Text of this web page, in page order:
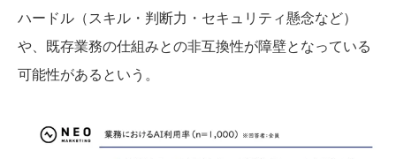
ハードル（スキル・判断力・セキュリティ懸念など）
や、既存業務の仕組みとの非互換性が障壁となっている
可能性があるという。